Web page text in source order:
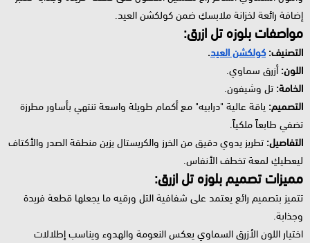
إضافة رائعة لخزانة ملابسكِ ضمن كولكشن العيد.
مواصفات بلوزه تل ازرق:
التصنيف:كولكشن العيد.
اللون:أزرق سماوي.
الخامة: تل وشيفون.
التصميم: ياقة عالية "درابيه" مع أكمام طويلة واسعة تنتهي بأساور مطرزة
تضفي طابعاً ملكياً.
التفاصيل: تطريز يدوي دقيق من الخرز والكريستال يزين منطقة الصدر والأكتاف
ليعطيكِ لمعة تخطف الأنفاس.
مميزات تصميم بلوزه تل ازرق:
تتميز بتصميم رائع يعتمد على شفافية التل ورقيه ما يجعلها قطعة فريدة
وجذابة.
اختيار اللون الأزرق السماوي يعكس النعومة والهدوء ويناسب إطلالات